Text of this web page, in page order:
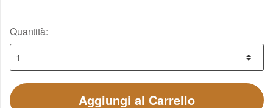
Quantità:
Aggiungi al Carrello